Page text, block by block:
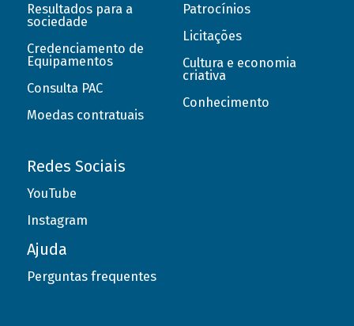
Resultados para a
sociedade
Credenciamento de
Equipamentos
Consulta PAC
Moedas contratuais
Patrocínios
Licitações
Cultura e economia
criativa
Conhecimento
Redes Sociais
YouTube
Instagram
Ajuda
Perguntas frequentes